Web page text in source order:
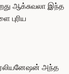
ஆக்சுவலா இந்த
புரிய
அந்த